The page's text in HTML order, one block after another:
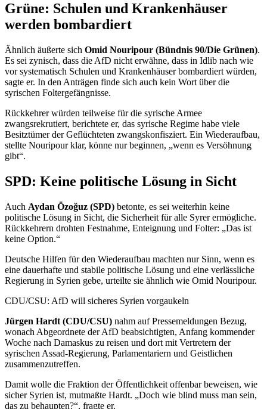
Grüne: Schulen und Krankenhäuser
werden bombardiert
Ähnlich äußerte sich Omid Nouripour (Bündnis 90/Die Grünen).
Es sei zynisch, dass die AfD nicht erwähne, dass in Idlib nach wie
vor systematisch Schulen und Krankenhäuser bombardiert würden,
sagte er. In den Anträgen finde sich auch kein Wort über die
syrischen Foltergefängnisse.
Rückkehrer würden teilweise für die syrische Armee
zwangsrekrutiert, berichtete er, das syrische Regime habe viele
Besitztümer der Geflüchteten zwangskonfisziert. Ein Wiederaufbau,
stellte Nouripour klar, könne nur beginnen, „wenn es Versöhnung
gibt“.
SPD: Keine politische Lösung in Sicht
Auch Aydan Özoğuz (SPD) betonte, es sei weiterhin keine
politische Lösung in Sicht, die Sicherheit für alle Syrer ermögliche.
Rückkehrern drohten Festnahme, Enteignung und Folter: „Das ist
keine Option.“
Deutsche Hilfen für den Wiederaufbau machten nur Sinn, wenn es
eine dauerhafte und stabile politische Lösung und eine verlässliche
Regierung in Syrien gebe, urteilte sie ähnlich wie Omid Nouripour.
CDU/CSU: AfD will sicheres Syrien vorgaukeln
Jürgen Hardt (CDU/CSU) nahm auf Pressemeldungen Bezug,
wonach Abgeordnete der AfD beabsichtigten, Anfang kommender
Woche nach Damaskus zu reisen und dort mit Vertretern der
syrischen Assad-Regierung, Parlamentariern und Geistlichen
zusammenzutreffen.
Damit wolle die Fraktion der Öffentlichkeit offenbar beweisen, wie
sicher Syrien ist, mutmaßte Hardt. „Doch wie blind muss man sein,
das zu behaupten?“, fragte er.